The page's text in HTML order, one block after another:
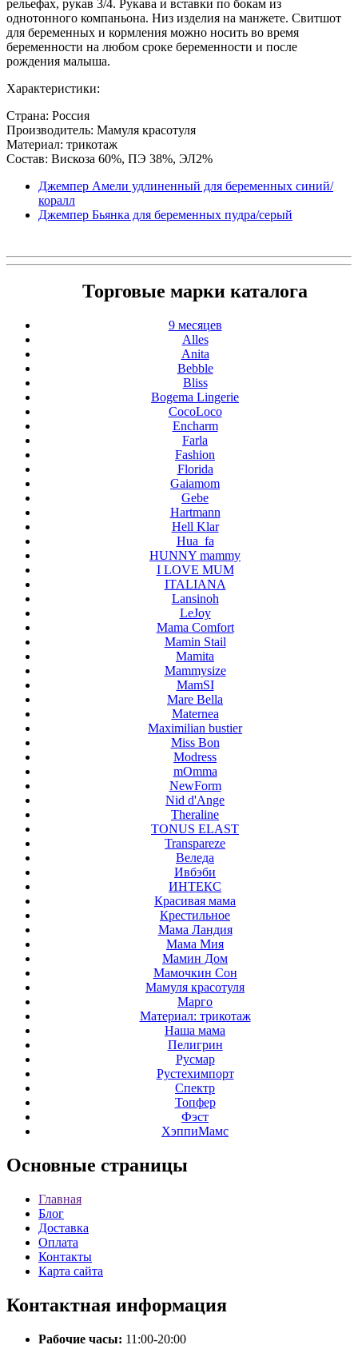
рельефах, рукав 3/4. Рукава и вставки по бокам из
однотонного компаньона. Низ изделия на манжете. Свитшот
для беременных и кормления можно носить во время
беременности на любом сроке беременности и после
рождения малыша.
Характеристики:
Страна: Россия
Производитель: Мамуля красотуля
Материал: трикотаж
Состав: Вискоза 60%, ПЭ 38%, ЭЛ2%
Джемпер Амели удлиненный для беременных синий/
коралл
Джемпер Бьянка для беременных пудра/серый
Торговые марки каталога
9 месяцев
Alles
Anita
Bebble
Bliss
Bogema Lingerie
CocoLoco
Encharm
Farla
Fashion
Florida
Gaiamom
Gebe
Hartmann
Hell Klar
Hua_fa
HUNNY mammy
I LOVE MUM
ITALIANA
Lansinoh
LeJoy
Mama Comfort
Mamin Stail
Mamita
Mammysize
MamSI
Mare Bella
Maternea
Maximilian bustier
Miss Bon
Modress
mOmma
NewForm
Nid d'Ange
Theraline
TONUS ELAST
Transpareze
Веледа
Ивбэби
ИНТЕКС
Красивая мама
Крестильное
Мама Ландия
Мама Мия
Мамин Дом
Мамочкин Сон
Мамуля красотуля
Марго
Материал: трикотаж
Наша мама
Пелигрин
Русмар
Рустехимпорт
Спектр
Топфер
Фэст
ХэппиМамс
Основные страницы
Главная
Блог
Доставка
Оплата
Контакты
Карта сайта
Контактная информация
Рабочие часы: 11:00-20:00